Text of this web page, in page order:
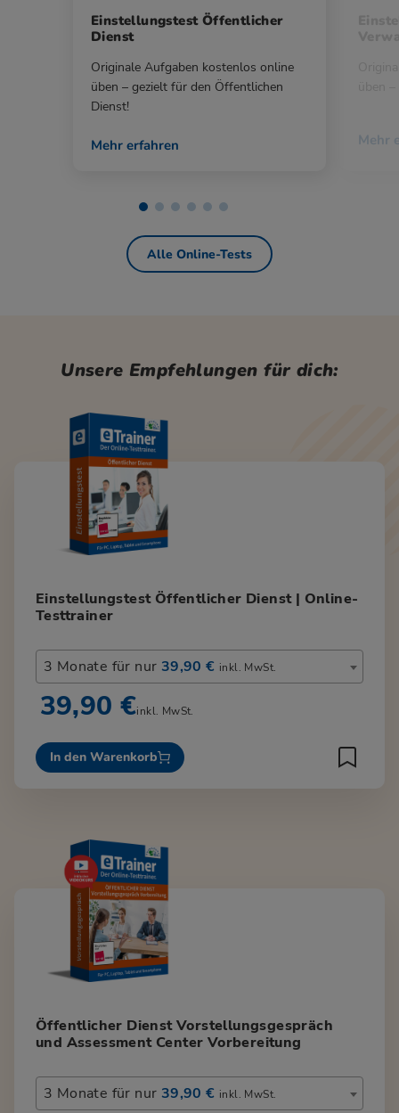
Einstellungstest Öffentlicher
Dienst
Originale Aufgaben kostenlos online
üben – gezielt für den Öffentlichen
Dienst!
Mehr erfahren Mehr
Alle Online-Tests
Unsere Empfehlungen für dich:
Einstellungstest Öffentlicher Dienst | Online-
Testtrainer
3 Monate für nur 39,90 € inkl. MwSt.
39,90 €inkl. MwSt.
In den Warenkorb
Öffentlicher Dienst Vorstellungsgespräch
und Assessment Center Vorbereitung
3 Monate für nur 39,90 € inkl. MwSt.